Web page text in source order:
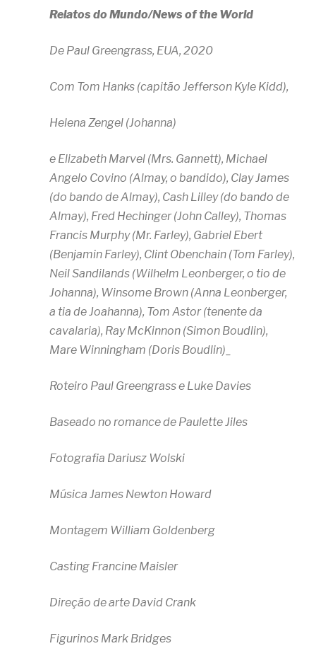
Relatos do Mundo/News of the World
De Paul Greengrass, EUA, 2020
Com Tom Hanks (capitão Jefferson Kyle Kidd),
Helena Zengel (Johanna)
e Elizabeth Marvel (Mrs. Gannett), Michael
Angelo Covino (Almay, o bandido), Clay James
(do bando de Almay), Cash Lilley (do bando de
Almay), Fred Hechinger (John Calley), Thomas
Francis Murphy (Mr. Farley), Gabriel Ebert
(Benjamin Farley), Clint Obenchain (Tom Farley),
Neil Sandilands (Wilhelm Leonberger, o tio de
Johanna), Winsome Brown (Anna Leonberger,
a tia de Joahanna), Tom Astor (tenente da
cavalaria), Ray McKinnon (Simon Boudlin),
Mare Winningham (Doris Boudlin)_
Roteiro Paul Greengrass e Luke Davies
Baseado no romance de Paulette Jiles
Fotografia Dariusz Wolski
Música James Newton Howard
Montagem William Goldenberg
Casting Francine Maisler
Direção de arte David Crank
Figurinos Mark Bridges